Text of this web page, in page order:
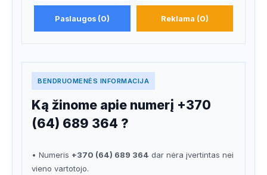
Paslaugos (0) Reklama (0)
BENDRUOMENĖS INFORMACIJA
Ką žinome apie numerį +370
(64) 689 364 ?
• Numeris +370 (64) 689 364 dar nėra įvertintas nei
vieno vartotojo.